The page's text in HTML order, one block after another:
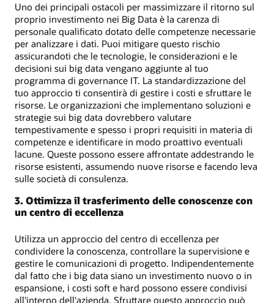
Uno dei principali ostacoli per massimizzare il ritorno sul
proprio investimento nei Big Data è la carenza di
personale qualificato dotato delle competenze necessarie
per analizzare i dati. Puoi mitigare questo rischio
assicurandoti che le tecnologie, le considerazioni e le
decisioni sui big data vengano aggiunte al tuo
programma di governance IT. La standardizzazione del
tuo approccio ti consentirà di gestire i costi e sfruttare le
risorse. Le organizzazioni che implementano soluzioni e
strategie sui big data dovrebbero valutare
tempestivamente e spesso i propri requisiti in materia di
competenze e identificare in modo proattivo eventuali
lacune. Queste possono essere affrontate addestrando le
risorse esistenti, assumendo nuove risorse e facendo leva
sulle società di consulenza.
3. Ottimizza il trasferimento delle conoscenze con
un centro di eccellenza
Utilizza un approccio del centro di eccellenza per
condividere la conoscenza, controllare la supervisione e
gestire le comunicazioni di progetto. Indipendentemente
dal fatto che i big data siano un investimento nuovo o in
espansione, i costi soft e hard possono essere condivisi
all'interno dell'azienda. Sfruttare questo approccio può